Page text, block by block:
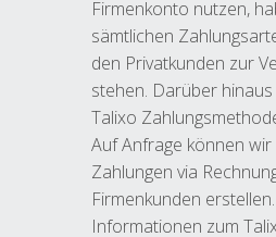
Firmenkonto nutzen,
sämtlichen
den Privatkunden zur
stehen. Darüber
Talixo
Auf Anfrage können wir
Zahlungen via
Firmenkunden
Informationen zum